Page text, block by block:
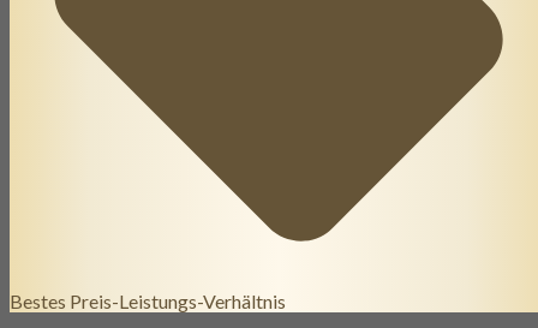
Bestes Preis-Leistungs-Verhältnis